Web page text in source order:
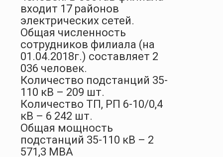
входит 17 районов
электрических сетей.
Общая численность
сотрудников филиала (на
01.04.2018г.) составляет 2
036 человек.
Количество подстанций 35-
110 кВ – 209 шт.
Количество ТП, РП 6-10/0,4
кВ – 6 242 шт.
Общая мощность
подстанций 35-110 кВ – 2
571,3 МВА